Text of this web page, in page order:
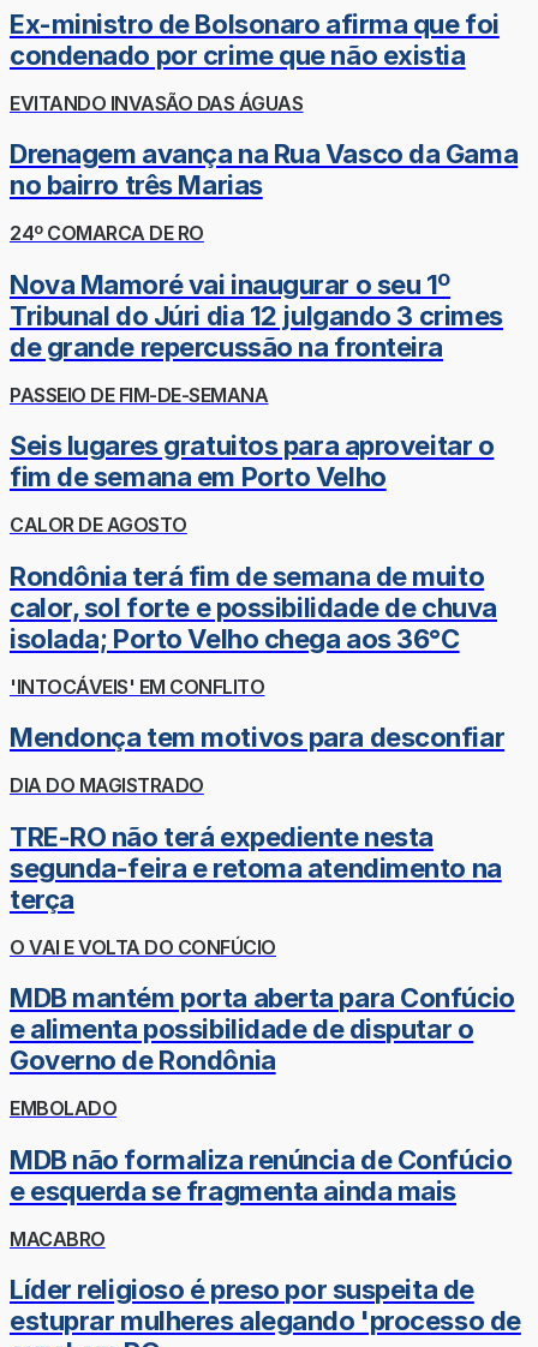
Ex-ministro de Bolsonaro afirma que foi
condenado por crime que não existia
EVITANDO INVASÃO DAS ÁGUAS
Drenagem avança na Rua Vasco da Gama
no bairro três Marias
24º COMARCA DE RO
Nova Mamoré vai inaugurar o seu 1º
Tribunal do Júri dia 12 julgando 3 crimes
de grande repercussão na fronteira
PASSEIO DE FIM-DE-SEMANA
Seis lugares gratuitos para aproveitar o
fim de semana em Porto Velho
CALOR DE AGOSTO
Rondônia terá fim de semana de muito
calor, sol forte e possibilidade de chuva
isolada; Porto Velho chega aos 36°C
'INTOCÁVEIS' EM CONFLITO
Mendonça tem motivos para desconfiar
DIA DO MAGISTRADO
TRE-RO não terá expediente nesta
segunda-feira e retoma atendimento na
terça
O VAI E VOLTA DO CONFÚCIO
MDB mantém porta aberta para Confúcio
e alimenta possibilidade de disputar o
Governo de Rondônia
EMBOLADO
MDB não formaliza renúncia de Confúcio
e esquerda se fragmenta ainda mais
MACABRO
Líder religioso é preso por suspeita de
estuprar mulheres alegando 'processo de